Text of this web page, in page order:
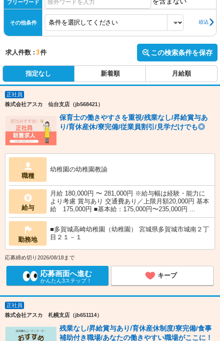
フリーワード
その他条件 絞込
求人件数 : 3件 この検索条件を保存
指定なし 新着順 月給順
正社員
株式会社アスカ 仙台支店（jb568421）
保育士の働きやすさを重視/残業なし/昇給賞与あ
り/育休産休/寮完備/従業員割引/見学だけでも◎
職種
幼稚園の幼稚園教諭
給与
月給 180,000円 〜 281,000円 ※給与幅は経験・能力に
より考慮 賞与あり 交通費あり／上限月額20,000円 基本
給 175,000円 ■基本給：175,000円〜235,000円 ...
勤務地
■多賀城高崎幼稚園（幼稚園） 宮城県多賀城市城南２丁
目２１－１
応募締め切り2026/08/18まで
応募画面へ進む
かんたん3ステップ！
キープ
正社員
株式会社アスカ 札幌支店（jb651114）
残業なし/昇給賞与あり/育休産休制度/寮完備/食事
補助付き職場/あなたの働きやすい職場がここに！